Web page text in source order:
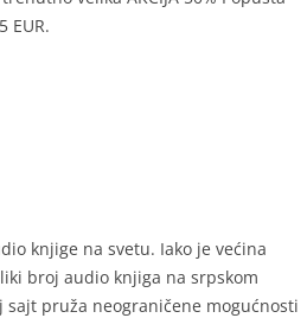
EUR.
knjige na svetu. Iako je većina
broj audio knjiga na srpskom
sajt pruža neograničene mogućnosti